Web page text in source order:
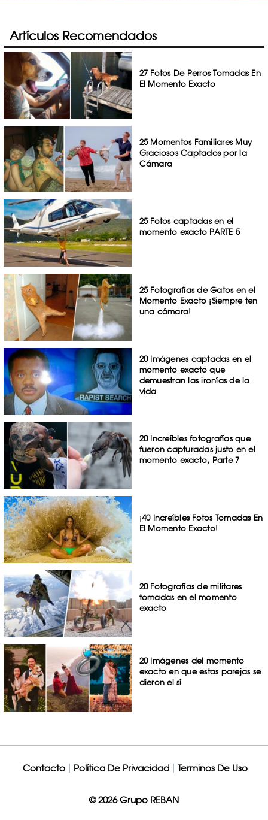
Artículos Recomendados
27 Fotos De Perros Tomadas En
El Momento Exacto
25 Momentos Familiares Muy
Graciosos Captados por la
Cámara
25 Fotos captadas en el
momento exacto PARTE 5
25 Fotografías de Gatos en el
Momento Exacto ¡Siempre ten
una cámara!
20 Imágenes captadas en el
momento exacto que
demuestran las ironías de la
vida
20 Increíbles fotografías que
fueron capturadas justo en el
momento exacto, Parte 7
¡40 Increíbles Fotos Tomadas En
El Momento Exacto!
20 Fotografías de militares
tomadas en el momento
exacto
20 Imágenes del momento
exacto en que estas parejas se
dieron el sí
Contacto Política De Privacidad Terminos De Uso
© 2026 Grupo REBAN